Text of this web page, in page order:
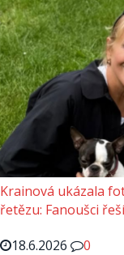
Krainová ukázala
řetězu: Fanoušci
18.6.2026
0